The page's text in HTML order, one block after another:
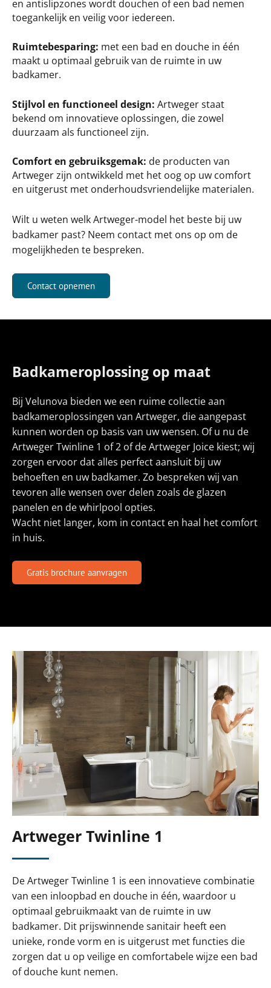
en antislipzones wordt douchen of een bad nemen
toegankelijk en veilig voor iedereen.
Ruimtebesparing: met een bad en douche in één
maakt u optimaal gebruik van de ruimte in uw
badkamer.
Stijlvol en functioneel design: Artweger staat
bekend om innovatieve oplossingen, die zowel
duurzaam als functioneel zijn.
Comfort en gebruiksgemak: de producten van
Artweger zijn ontwikkeld met het oog op uw comfort
en uitgerust met onderhoudsvriendelijke materialen.
Wilt u weten welk Artweger-model het beste bij uw
badkamer past? Neem contact met ons op om de
mogelijkheden te bespreken.
Contact opnemen
Badkameroplossing op maat
Bij Velunova bieden we een ruime collectie aan
badkameroplossingen van Artweger, die aangepast
kunnen worden op basis van uw wensen. Of u nu de
Artweger Twinline 1 of 2 of de Artweger Joice kiest; wij
zorgen ervoor dat alles perfect aansluit bij uw
behoeften en uw badkamer. Zo bespreken wij van
tevoren alle wensen over delen zoals de glazen
panelen en de whirlpool opties.
Wacht niet langer, kom in contact en haal het comfort
in huis.
Gratis brochure aanvragen
Artweger Twinline 1
De Artweger Twinline 1 is een innovatieve combinatie
van een inloopbad en douche in één, waardoor u
optimaal gebruikmaakt van de ruimte in uw
badkamer. Dit prijswinnende sanitair heeft een
unieke, ronde vorm en is uitgerust met functies die
zorgen dat u op veilige en comfortabele wijze een bad
of douche kunt nemen.